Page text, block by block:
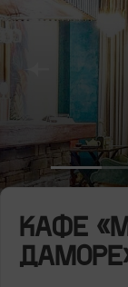
КАФЕ